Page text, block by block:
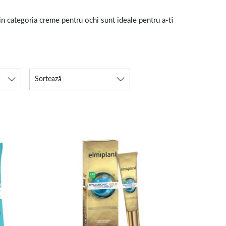
categoria creme pentru ochi sunt ideale pentru a-ti
lasa pielea confortabila. Iar daca folosesti deja
Sortează